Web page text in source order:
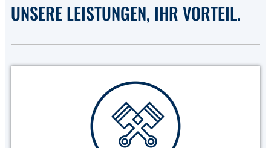
UNSERE LEISTUNGEN, IHR VORTEIL.